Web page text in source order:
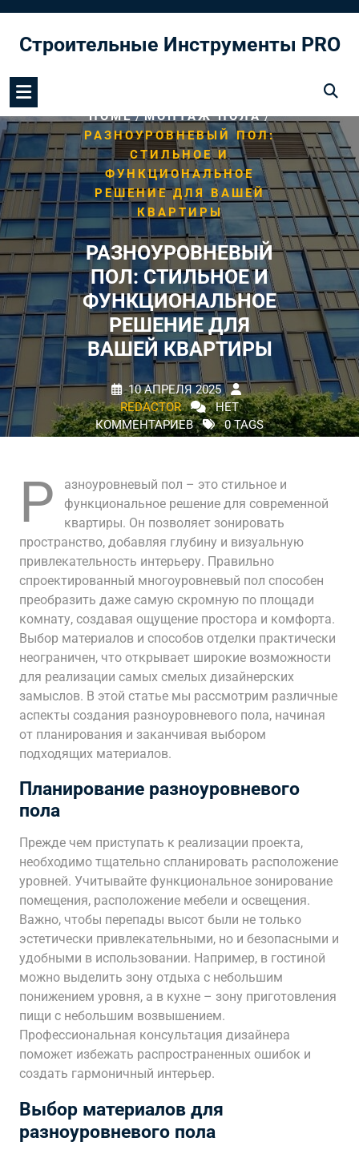
содержимому
Строительные Инструменты PRO
HOME/МОНТАЖ ПОЛА/
РАЗНОУРОВНЕВЫЙ ПОЛ:
СТИЛЬНОЕ И
ФУНКЦИОНАЛЬНОЕ
РЕШЕНИЕ ДЛЯ ВАШЕЙ
КВАРТИРЫ
РАЗНОУРОВНЕВЫЙ
ПОЛ: СТИЛЬНОЕ И
ФУНКЦИОНАЛЬНОЕ
РЕШЕНИЕ ДЛЯ
ВАШЕЙ КВАРТИРЫ
10 АПРЕЛЯ 2025
REDACTOR
НЕТ
КОММЕНТАРИЕВ
0 TAGS
Р
азноуровневый пол – это стильное и
функциональное решение для современной
квартиры. Он позволяет зонировать
пространство, добавляя глубину и визуальную
привлекательность интерьеру. Правильно
спроектированный многоуровневый пол способен
преобразить даже самую скромную по площади
комнату, создавая ощущение простора и комфорта.
Выбор материалов и способов отделки практически
неограничен, что открывает широкие возможности
для реализации самых смелых дизайнерских
замыслов. В этой статье мы рассмотрим различные
аспекты создания разноуровневого пола, начиная
от планирования и заканчивая выбором
подходящих материалов.
Планирование разноуровневого
пола
Прежде чем приступать к реализации проекта,
необходимо тщательно спланировать расположение
уровней. Учитывайте функциональное зонирование
помещения, расположение мебели и освещения.
Важно, чтобы перепады высот были не только
эстетически привлекательными, но и безопасными и
удобными в использовании. Например, в гостиной
можно выделить зону отдыха с небольшим
понижением уровня, а в кухне – зону приготовления
пищи с небольшим возвышением.
Профессиональная консультация дизайнера
поможет избежать распространенных ошибок и
создать гармоничный интерьер.
Выбор материалов для
разноуровневого пола